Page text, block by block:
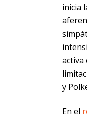
inicia
activa
y
En el